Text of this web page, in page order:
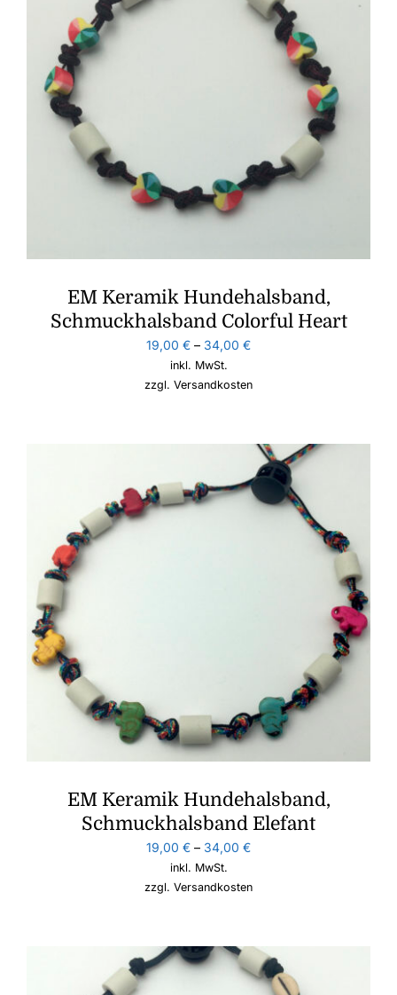
EM Keramik Hundehalsband,
Schmuckhalsband Colorful Heart
19,00 € – 34,00 €
inkl. MwSt.
zzgl. Versandkosten
EM Keramik Hundehalsband,
Schmuckhalsband Elefant
19,00 € – 34,00 €
inkl. MwSt.
zzgl. Versandkosten